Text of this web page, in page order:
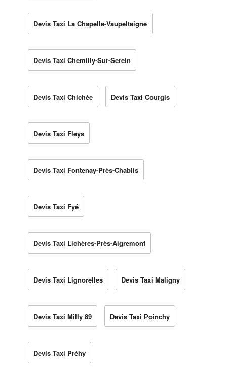
Devis Taxi La Chapelle-Vaupelteigne
Devis Taxi Chemilly-Sur-Serein
Devis Taxi Chichée Devis Taxi Courgis
Devis Taxi Fleys
Devis Taxi Fontenay-Près-Chablis
Devis Taxi Fyé
Devis Taxi Lichères-Près-Aigremont
Devis Taxi Lignorelles Devis Taxi Maligny
Devis Taxi Milly 89 Devis Taxi Poinchy
Devis Taxi Préhy